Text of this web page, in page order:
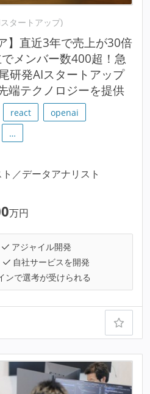
タートアップ)
】直近3年で売上が30倍
メンバー数400超！急
研発AIスタートアップ
端テクノロジーを提供
react
openai
…
／データアナリスト
万円
アジャイル開発
自社サービスを開発
ンで選考が受けられる